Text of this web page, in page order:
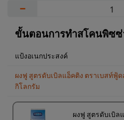
−
ขั้นตอนการทำสโคนพิซซ่
แป้งอเนกประสงค์
ผงฟู สูตรดับเบิลแอ็คติง ตราเบสท์ฟู้ด
กิโลกรัม
ผงฟู สูตรดับเบิล